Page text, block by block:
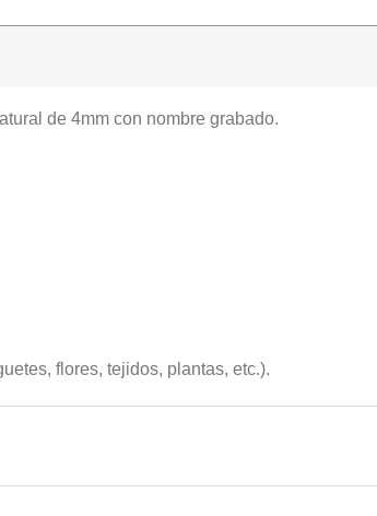
de 4mm con nombre grabado.
flores, tejidos, plantas, etc.).